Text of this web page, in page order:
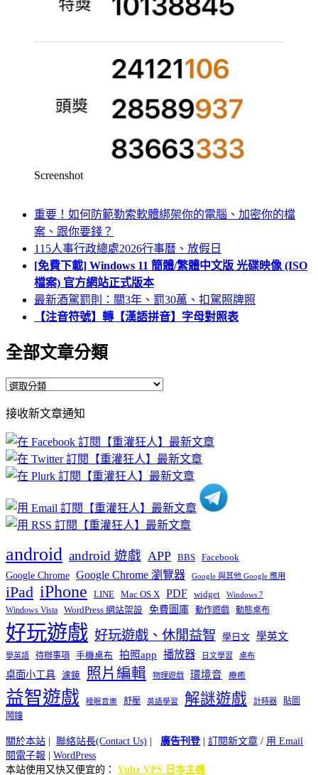
Screenshot
重要！如何防範勒索軟體綁架你的電腦、加密你的檔
案、跟你要錢？
115人事行政總處2026行事曆、放假日
[免費下載] Windows 11 簡體/繁體中文版 光碟映像 (ISO
檔案) 官方網站正式版本
最新酒駕罰則：關3年、罰30萬、扣駕照牌照
【注音符號】轉【漢語拼音】字母對照表
全部文章分類
全
文
章
分
類
接收新文章通知
android android 遊戲 APP BBS Facebook
Google Chrome Google Chrome 瀏覽器 Google 與其他 Google 應用
iPad iPhone LINE Mac OS X PDF widget Windows 7
Windows Vista WordPress 網站架設 免費圖庫 動作遊戲 動態桌布
好玩遊戲 好玩遊戲、休閒益智 學日文 學英文
學英語 待辦事項 手機桌布 拍照app 播放器 日文學習 桌布
桌面小工具 濾鏡 照片編輯 物理遊戲 環境音 療癒
益智遊戲 睡眠音樂 舒壓 英語學習 解謎遊戲 計時器
貼圖
鬧鐘
關於本站 | 聯絡站長(Contact Us) | 廣告刊登| 訂閱新文章 / 用 Email
閱電子報 | WordPress
本站使用又快又便宜的： Vultr VPS 日本主機